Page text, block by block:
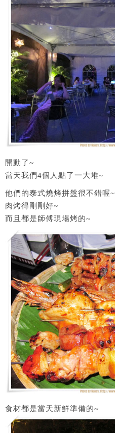
開動了~
當天我們4個人點了一大堆~
他們的泰式燒烤拼盤很不錯喔~
肉烤得剛剛好~
而且都是師傅現場烤的~
食材都是當天新鮮準備的~